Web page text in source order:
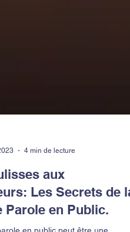
4 min de lecture
aux
Les Secrets de la